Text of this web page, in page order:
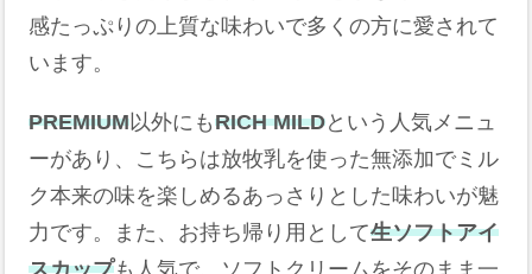
感たっぷりの上質な味わいで多くの方に愛されて
います。
PREMIUM以外にもRICH MILDという人気メニュ
ーがあり、こちらは放牧乳を使った無添加でミル
ク本来の味を楽しめるあっさりとした味わいが魅
力です。また、お持ち帰り用として生ソフトアイ
スカップも人気で、ソフトクリームをそのまま一